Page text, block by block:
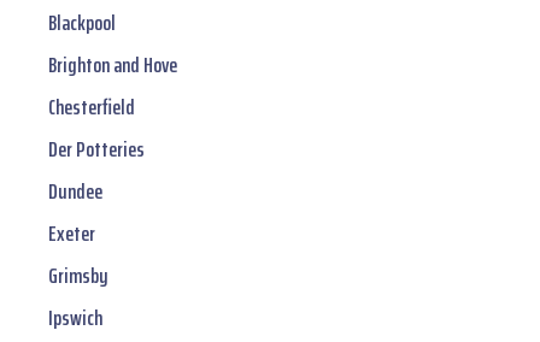
Blackpool
Brighton and Hove
Chesterfield
Der Potteries
Dundee
Exeter
Grimsby
Ipswich